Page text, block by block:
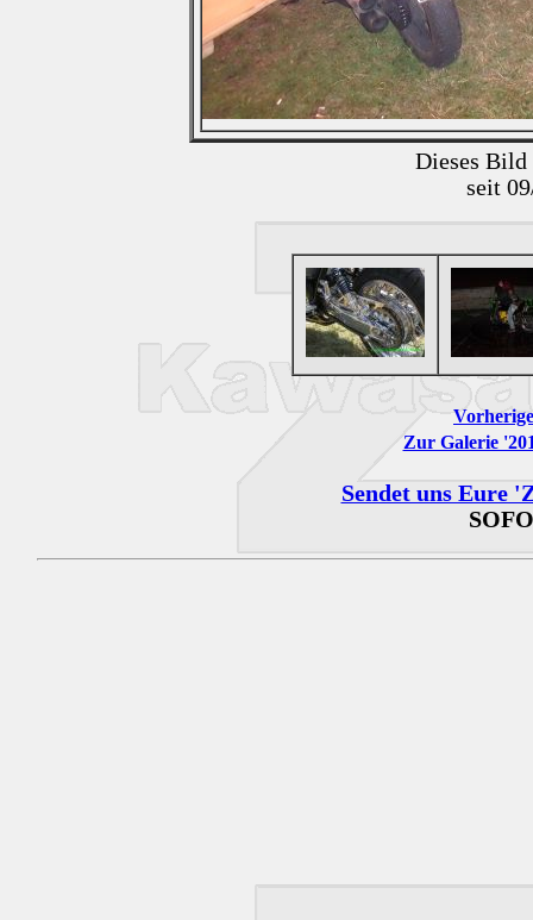
Dieses Bild
seit
Zur Galerie
Sendet uns Eure